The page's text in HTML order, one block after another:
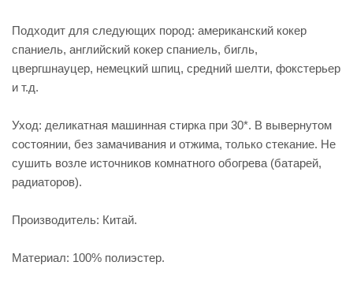
Подходит для следующих пород: американский кокер
спаниель, английский кокер спаниель, бигль,
цвергшнауцер, немецкий шпиц, средний шелти, фокстерьер
и т.д.
Уход: деликатная машинная стирка при 30*. В вывернутом
состоянии, без замачивания и отжима, только стекание. Не
сушить возле источников комнатного обогрева (батарей,
радиаторов).
Производитель: Китай.
Материал: 100% полиэстер.